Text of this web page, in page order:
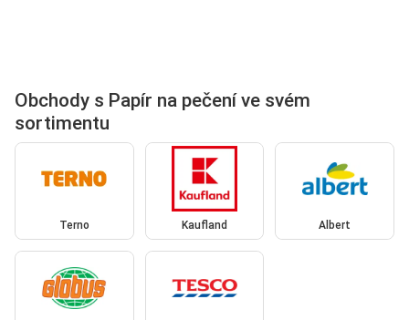
Obchody s Papír na pečení ve svém
sortimentu
Terno Kaufland Albert